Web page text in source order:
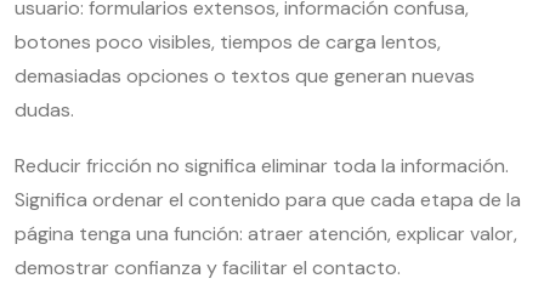
usuario: formularios extensos, información confusa,
botones poco visibles, tiempos de carga lentos,
demasiadas opciones o textos que generan nuevas
dudas.
Reducir fricción no significa eliminar toda la información.
Significa ordenar el contenido para que cada etapa de la
página tenga una función: atraer atención, explicar valor,
demostrar confianza y facilitar el contacto.